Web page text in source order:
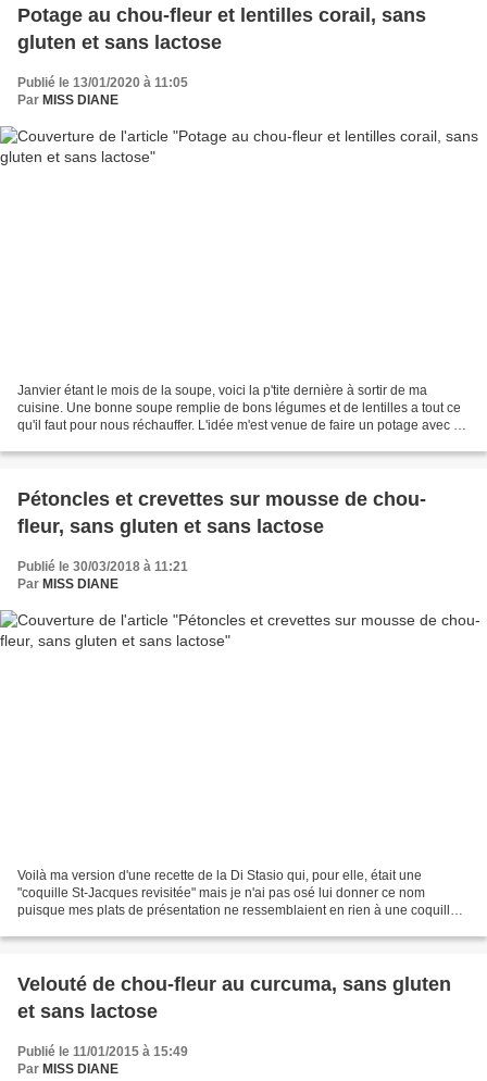
Potage au chou-fleur et lentilles corail, sans
gluten et sans lactose
Publié le 13/01/2020 à 11:05
Par MISS DIANE
Janvier étant le mois de la soupe, voici la p'tite dernière à sortir de ma
cuisine. Une bonne soupe remplie de bons légumes et de lentilles a tout ce
qu'il faut pour nous réchauffer. L'idée m'est venue de faire un potage avec ce
Pétoncles et crevettes sur mousse de chou-
fleur, sans gluten et sans lactose
Publié le 30/03/2018 à 11:21
Par MISS DIANE
Voilà ma version d'une recette de la Di Stasio qui, pour elle, était une
"coquille St-Jacques revisitée" mais je n'ai pas osé lui donner ce nom
puisque mes plats de présentation ne ressemblaient en rien à une coquille.
Velouté de chou-fleur au curcuma, sans gluten
et sans lactose
Publié le 11/01/2015 à 15:49
Par MISS DIANE